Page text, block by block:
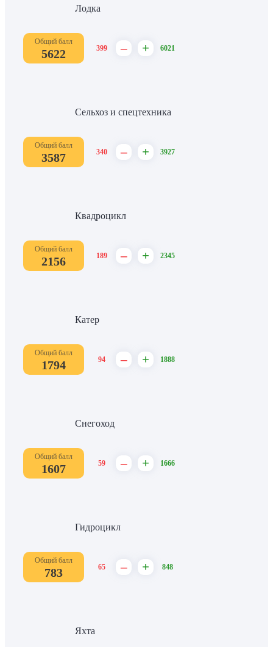
Лодка
Общий балл
5622 399 – + 6021
Сельхоз и спецтехника
Общий балл
3587 340 – + 3927
Квадроцикл
Общий балл
2156 189 – + 2345
Катер
Общий балл
1794 94 – + 1888
Снегоход
Общий балл
1607 59 – + 1666
Гидроцикл
Общий балл
783 65 – + 848
Яхта